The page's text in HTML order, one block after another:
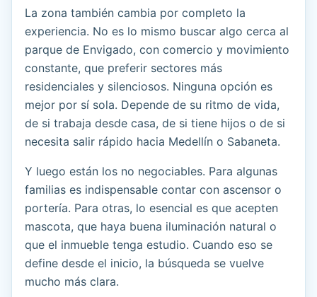
La zona también cambia por completo la
experiencia. No es lo mismo buscar algo cerca al
parque de Envigado, con comercio y movimiento
constante, que preferir sectores más
residenciales y silenciosos. Ninguna opción es
mejor por sí sola. Depende de su ritmo de vida,
de si trabaja desde casa, de si tiene hijos o de si
necesita salir rápido hacia Medellín o Sabaneta.
Y luego están los no negociables. Para algunas
familias es indispensable contar con ascensor o
portería. Para otras, lo esencial es que acepten
mascota, que haya buena iluminación natural o
que el inmueble tenga estudio. Cuando eso se
define desde el inicio, la búsqueda se vuelve
mucho más clara.